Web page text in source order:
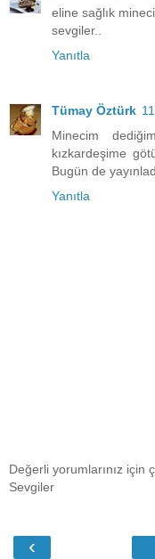
eline sağlık
sevgiler..
Yanıtla
Tümay Öztürk
Minecim
kızkardeşime
Bugün de
Yanıtla
Değerli yorumlarınız için
Sevgiler
‹